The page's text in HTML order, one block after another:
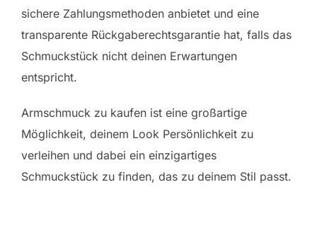
sichere Zahlungsmethoden anbietet und eine
transparente Rückgaberechtsgarantie hat, falls das
Schmuckstück nicht deinen Erwartungen
entspricht.
Armschmuck zu kaufen ist eine großartige
Möglichkeit, deinem Look Persönlichkeit zu
verleihen und dabei ein einzigartiges
Schmuckstück zu finden, das zu deinem Stil passt.